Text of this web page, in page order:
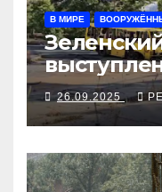
В МИРЕ
закрыли
рубеж
26.09.2025